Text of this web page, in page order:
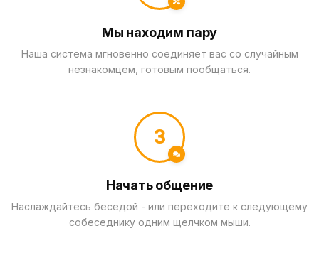
Мы находим пару
Наша система мгновенно соединяет вас со случайным
незнакомцем, готовым пообщаться.
3
Начать общение
Наслаждайтесь беседой - или переходите к следующему
собеседнику одним щелчком мыши.